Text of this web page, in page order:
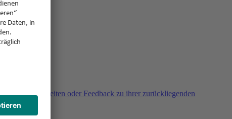
Unklarheiten oder Feedback zu ihrer zurückliegenden